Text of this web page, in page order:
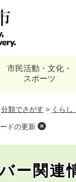
市民活動・文化・
スポーツ
分類でさがす > くらし
ドの更新
ー関連